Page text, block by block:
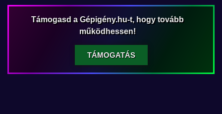
Támogasd a Gépigény.hu-t, hogy tovább
működhessen!
TÁMOGATÁS